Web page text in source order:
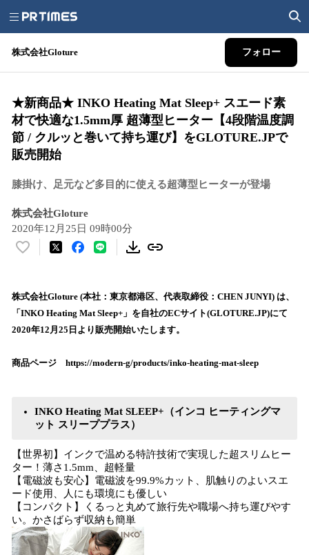
株式会社Gloture フォロー
★新商品★ INKO Heating Mat Sleep+ スエード素
材で快適な1.5mm厚 超薄型ヒーター【4段階温度調
節 / クルッと巻いて持ち運び】をGLOTURE.JPで
販売開始
膝掛け、足元など多目的に使える超薄型ヒーターが登場
株式会社Gloture
2020年12月25日 09時00分
い
！
数
を
込
で
株式会社Gloture (本社：東京都港区、代表取締役：CHEN JUNYI) は、
「INKO Heating Mat Sleep+」を自社のECサイト(GLOTURE.JP)にて
2020年12月25日より販売開始いたします。
商品ページ https://modern-g/products/inko-heating-mat-sleep
INKO Heating Mat SLEEP+（インコ ヒーティングマ
ット スリーププラス）
【世界初】インクで温める特許技術で実現した超スリムヒー
ター！薄さ1.5mm、超軽量
【電磁波も安心】電磁波を99.9%カット、肌触りのよいスエ
ード使用、人にも環境にも優しい
【コンパクト】くるっと丸めて旅行先や職場へ持ち運びやす
い。かさばらず収納も簡単